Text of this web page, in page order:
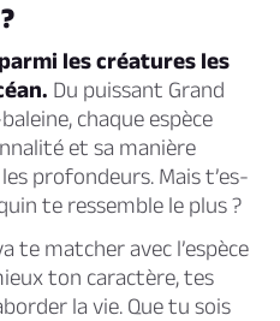
les créatures les
Du puissant Grand
chaque espèce
et sa manière
profondeurs. Mais t’es-
te ressemble le plus ?
te matcher avec l’espèce
ton caractère, tes
la vie. Que tu sois